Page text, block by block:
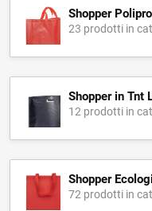
Shopper
23 prodotti in
Shopper in Tnt
12 prodotti in
Shopper
72 prodotti in